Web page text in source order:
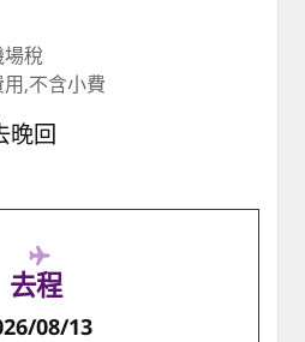
稅
,不含小費
晚回
去程
08/13